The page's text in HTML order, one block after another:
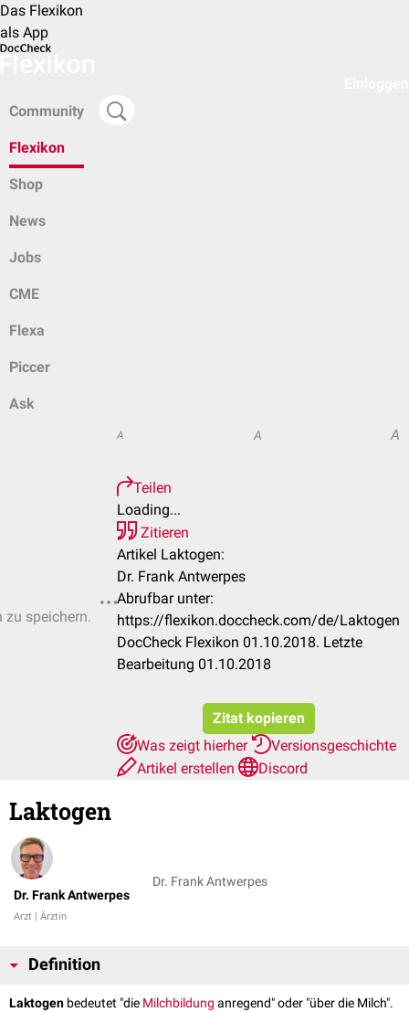
Das Flexikon
als App
Community
Flexikon
Shop
News
Jobs
CME
Flexa
Piccer
Ask
zu speichern.
A A A
Teilen
Loading...
Zitieren
Artikel Laktogen:
Dr. Frank Antwerpes
Abrufbar unter:
https://flexikon.doccheck.com/de/Laktogen
DocCheck Flexikon 01.10.2018. Letzte
Bearbeitung 01.10.2018
Zitat kopieren
Was zeigt hierher
Versionsgeschichte
Artikel erstellen
Discord
Laktogen
Dr. Frank Antwerpes
Arzt | Ärztin
Dr. Frank Antwerpes
Definition
Laktogen bedeutet "die Milchbildung anregend" oder "über die Milch".